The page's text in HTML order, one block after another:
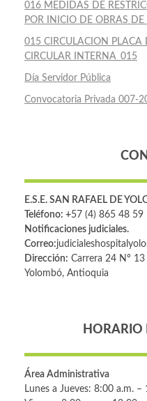
016 MEDIDAS DE
POR INICIO DE OBRAS
015 CIRCULACION PLACA
CIRCULAR INTERNA_015
Día Servidor Pública
Convocatoria Privada 007-
E.S.E. SAN RAFAEL DE
Teléfono: +57 (4) 865 48 59
Notificaciones judiciales.
Correo:
Dirección: Carrera 24 Nº
Yolombó, Antioquia
HORARIO
Área Administrativa
Lunes a Jueves: 8:00 a.m.